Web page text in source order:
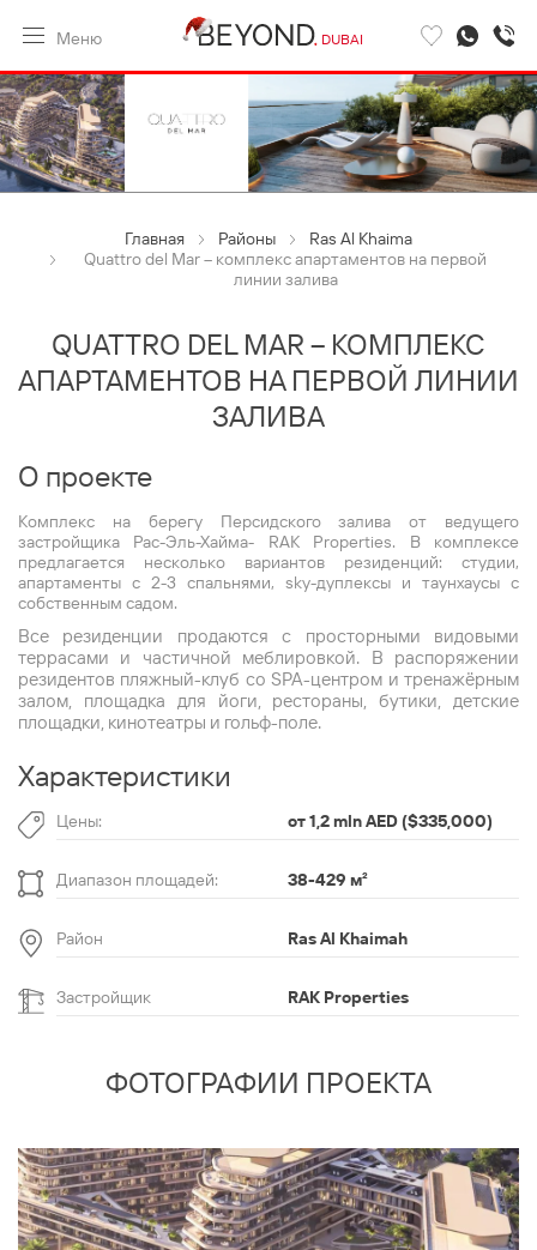
Меню DUBAI
Главная Районы
Ras Al Khaima
Quattro del Mar – комплекс апартаментов на первой
линии залива
QUATTRO DEL MAR – КОМПЛЕКС
АПАРТАМЕНТОВ НА ПЕРВОЙ ЛИНИИ
ЗАЛИВА
О проекте
Комплекс на берегу Персидского залива от ведущего
застройщика Рас-Эль-Хайма- RAK Properties. В комплексе
предлагается несколько вариантов резиденций: студии,
апартаменты с 2-3 спальнями, sky-дуплексы и таунхаусы с
собственным садом.
Все резиденции продаются с просторными видовыми
террасами и частичной меблировкой. В распоряжении
резидентов пляжный-клуб со SPA-центром и тренажёрным
залом, площадка для йоги, рестораны, бутики, детские
площадки, кинотеатры и гольф-поле.
Характеристики
Цены: от 1,2 mln AED ($335,000)
Диапазон площадей: 38-429 м²
Район Ras Al Khaimah
Застройщик RAK Properties
ФОТОГРАФИИ ПРОЕКТА